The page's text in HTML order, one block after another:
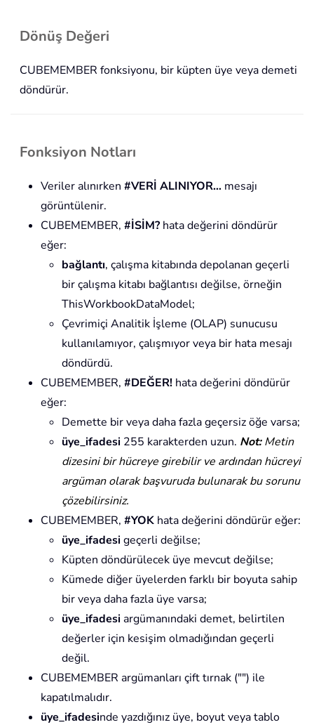
Dönüş Değeri
CUBEMEMBER fonksiyonu, bir küpten üye veya demeti
döndürür.
Fonksiyon Notları
Veriler alınırken #VERİ ALINIYOR… mesajı
görüntülenir.
CUBEMEMBER, #İSİM? hata değerini döndürür
eğer:
bağlantı, çalışma kitabında depolanan geçerli
bir çalışma kitabı bağlantısı değilse, örneğin
ThisWorkbookDataModel;
Çevrimiçi Analitik İşleme (OLAP) sunucusu
kullanılamıyor, çalışmıyor veya bir hata mesajı
döndürdü.
CUBEMEMBER, #DEĞER! hata değerini döndürür
eğer:
Demette bir veya daha fazla geçersiz öğe varsa;
üye_ifadesi 255 karakterden uzun. Not: Metin
dizesini bir hücreye girebilir ve ardından hücreyi
argüman olarak başvuruda bulunarak bu sorunu
çözebilirsiniz.
CUBEMEMBER, #YOK hata değerini döndürür eğer:
üye_ifadesi geçerli değilse;
Küpten döndürülecek üye mevcut değilse;
Kümede diğer üyelerden farklı bir boyuta sahip
bir veya daha fazla üye varsa;
üye_ifadesi argümanındaki demet, belirtilen
değerler için kesişim olmadığından geçerli
değil.
CUBEMEMBER argümanları çift tırnak ("") ile
kapatılmalıdır.
üye_ifadesinde yazdığınız üye, boyut veya tablo